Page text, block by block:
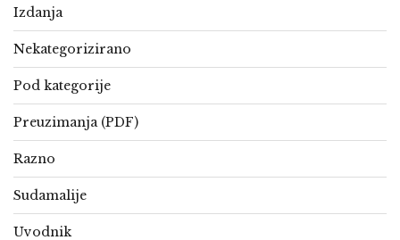
Izdanja
Nekategorizirano
Pod kategorije
Preuzimanja (PDF)
Razno
Sudamalije
Uvodnik